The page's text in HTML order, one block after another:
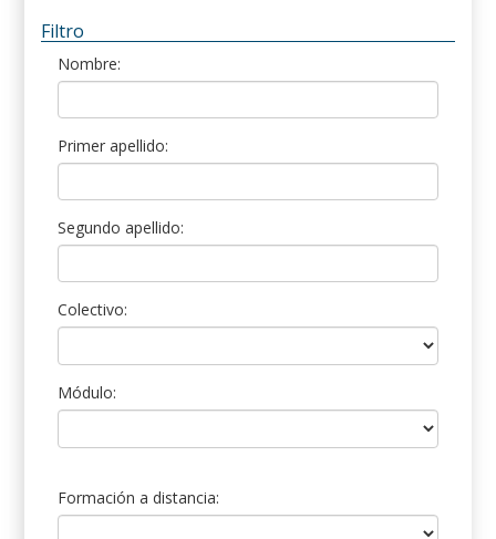
Filtro
Nombre:
Primer apellido:
Segundo apellido:
Colectivo:
Módulo:
Formación a distancia: